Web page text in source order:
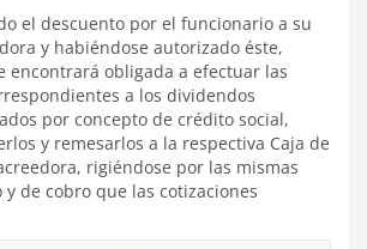
el descuento por el funcionario a su
y habiéndose autorizado éste,
encontrará obligada a efectuar las
a los dividendos
por concepto de crédito social,
y remesarlos a la respectiva Caja de
rigiéndose por las mismas
y de cobro que las cotizaciones